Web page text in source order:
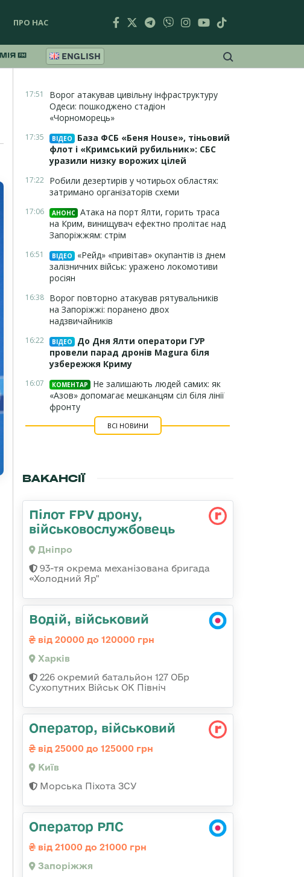
ПРО НАС
ENGLISH
17:51
Ворог атакував цивільну інфраструктуру
Одеси: пошкоджено стадіон
«Чорноморець»
17:35 ВІДЕО
База ФСБ «Беня House», тіньовий
флот і «Кримський рубильник»: СБС
уразили низку ворожих цілей
17:22 Робили дезертирів у чотирьох областях:
затримано організаторів схеми
17:06 АНОНС Атака на порт Ялти, горить траса
на Крим, винищувач ефектно пролітає над
Запоріжжям: стрім
16:51 ВІДЕО
«Рейд» «привітав» окупантів із днем
залізничних військ: уражено локомотиви
росіян
16:38 Ворог повторно атакував рятувальників
на Запоріжжі: поранено двох
надзвичайників
16:22 ВІДЕО
До Дня Ялти оператори ГУР
провели парад дронів Magura біля
узбережжя Криму
16:07 КОМЕНТАР
Не залишають людей самих: як
«Азов» допомагає мешканцям сіл біля лінії
фронту
ВСІ НОВИНИ
ВАКАНСІЇ
Пілот FPV дрону,
військовослужбовець
Дніпро
93-тя окрема механізована бригада
«Холодний Яр"
Водій, військовий
від 20000 до 120000 грн
Харків
226 окремий батальйон 127 ОБр
Сухопутних Військ ОК Північ
Опеpатоp, військовий
від 25000 до 125000 грн
Київ
Морська Піхота ЗСУ
Оператор РЛС
від 21000 до 21000 грн
Запоріжжя